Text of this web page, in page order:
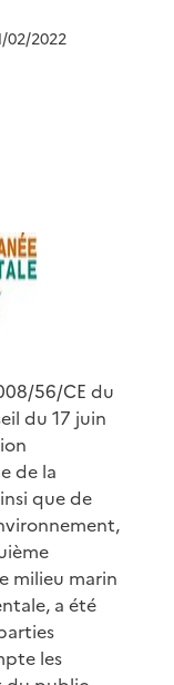
02/2022
56/CE du
du 17 juin
de la
que de
milieu marin
a été
les